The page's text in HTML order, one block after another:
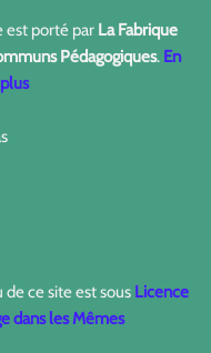
est porté par La Fabrique
Pédagogiques. En
ce site est sous Licence
dans les Mêmes